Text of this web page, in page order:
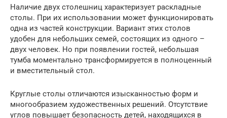
Наличие двух столешниц характеризует раскладные
столы. При их использовании может функционировать
одна из частей конструкции. Вариант этих столов
удобен для небольших семей, состоящих из одного –
двух человек. Но при появлении гостей, небольшая
тумба моментально трансформируется в полноценный
и вместительный стол.
Круглые столы отличаются изысканностью форм и
многообразием художественных решений. Отсутствие
углов повышает безопасность детей, находящихся в